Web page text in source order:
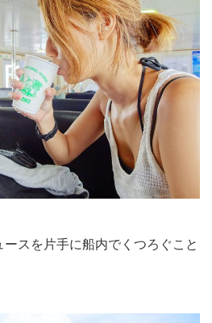
スを片手に船内でくつろぐこと